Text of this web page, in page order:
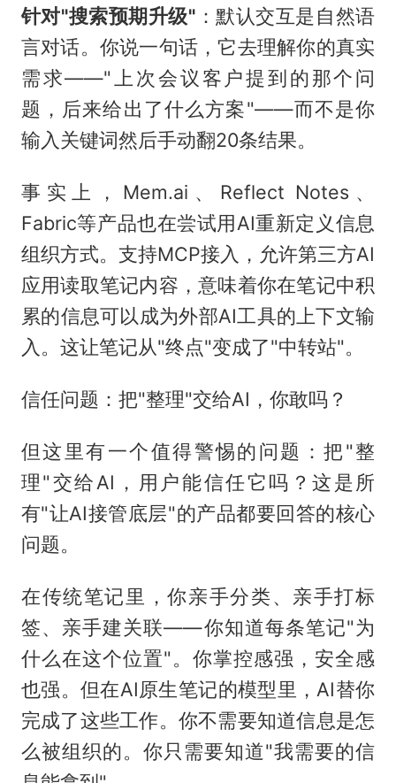
针对"搜索预期升级" ：默认交互是自然语
言对话。你说一句话，它去理解你的真实
需求——"上次会议客户提到的那个问
题，后来给出了什么方案"——而不是你
输入关键词然后手动翻20条结果。
事实上，Mem.ai、Reflect Notes、
Fabric等产品也在尝试用AI重新定义信息
组织方式。支持MCP接入，允许第三方AI
应用读取笔记内容，意味着你在笔记中积
累的信息可以成为外部AI工具的上下文输
入。这让笔记从"终点"变成了"中转站"。
信任问题：把"整理"交给AI，你敢吗？
但这里有一个值得警惕的问题：把"整
理"交给AI，用户能信任它吗？这是所
有"让AI接管底层"的产品都要回答的核心
问题。
在传统笔记里，你亲手分类、亲手打标
签、亲手建关联——你知道每条笔记"为
什么在这个位置"。你掌控感强，安全感
也强。但在AI原生笔记的模型里，AI替你
完成了这些工作。你不需要知道信息是怎
么被组织的。你只需要知道"我需要的信